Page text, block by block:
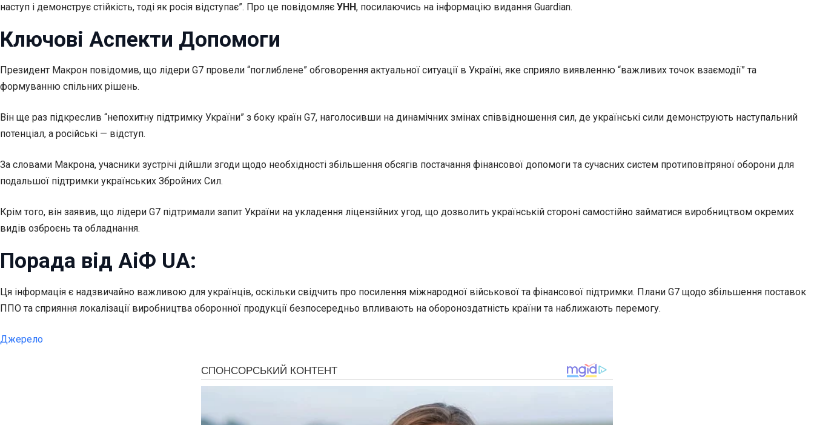
наступ і демонструє стійкість, тоді як росія відступає”. Про це повідомляє УНН, посилаючись на інформацію видання Guardian.
Ключові Аспекти Допомоги
Президент Макрон повідомив, що лідери G7 провели “поглиблене” обговорення актуальної ситуації в Україні, яке сприяло виявленню “важливих точок взаємодії” та
формуванню спільних рішень.
Він ще раз підкреслив “непохитну підтримку України” з боку країн G7, наголосивши на динамічних змінах співвідношення сил, де українські сили демонструють наступальний
потенціал, а російські — відступ.
За словами Макрона, учасники зустрічі дійшли згоди щодо необхідності збільшення обсягів постачання фінансової допомоги та сучасних систем протиповітряної оборони для
подальшої підтримки українських Збройних Сил.
Крім того, він заявив, що лідери G7 підтримали запит України на укладення ліцензійних угод, що дозволить українській стороні самостійно займатися виробництвом окремих
видів озброєнь та обладнання.
Порада від АіФ UA:
Ця інформація є надзвичайно важливою для українців, оскільки свідчить про посилення міжнародної військової та фінансової підтримки. Плани G7 щодо збільшення поставок
ППО та сприяння локалізації виробництва оборонної продукції безпосередньо впливають на обороноздатність країни та наближають перемогу.
Джерело